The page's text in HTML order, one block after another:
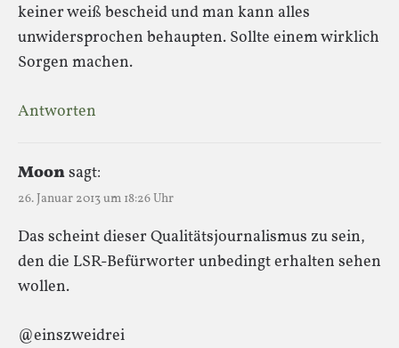
keiner weiß bescheid und man kann alles
unwidersprochen behaupten. Sollte einem wirklich
Sorgen machen.
Antworten
Moonsagt:
26. Januar 2013 um 18:26 Uhr
Das scheint dieser Qualitätsjournalismus zu sein,
den die LSR-Befürworter unbedingt erhalten sehen
wollen.
@einszweidrei